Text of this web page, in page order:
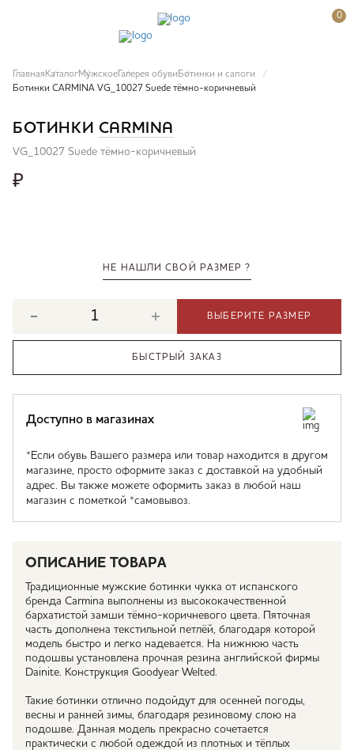
0
Главная КаталогМужское Галерея обуви Ботинки и сапоги
Ботинки CARMINA VG_10027 Suede тёмно-коричневый
БОТИНКИ CARMINA
VG_10027 Suede тёмно-коричневый
₽
НЕ НАШЛИ СВОЙ РАЗМЕР ?
ВЫБЕРИТЕ РАЗМЕР
БЫСТРЫЙ ЗАКАЗ
Доступно в магазинах
*Если обувь Вашего размера или товар находится в другом
магазине, просто оформите заказ с доставкой на удобный
адрес. Вы также можете оформить заказ в любой наш
магазин с пометкой *самовывоз.
ОПИСАНИЕ ТОВАРА
Традиционные мужские ботинки чукка от испанского
бренда Carmina выполнены из высококачественной
бархатистой замши тёмно-коричневого цвета. Пяточная
часть дополнена текстильной петлёй, благодаря которой
модель быстро и легко надевается. На нижнюю часть
подошвы установлена прочная резина английской фирмы
Dainite. Конструкция Goodyear Welted.
Такие ботинки отлично подойдут для осенней погоды,
весны и ранней зимы, благодаря резиновому слою на
подошве. Данная модель прекрасно сочетается
практически с любой одеждой из плотных и тёплых